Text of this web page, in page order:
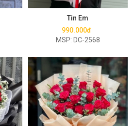
Tin Em
990.000đ
MSP: DC-2568